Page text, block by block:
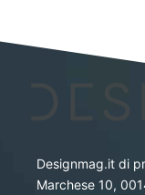
Designmag.it di
Marchese 10,